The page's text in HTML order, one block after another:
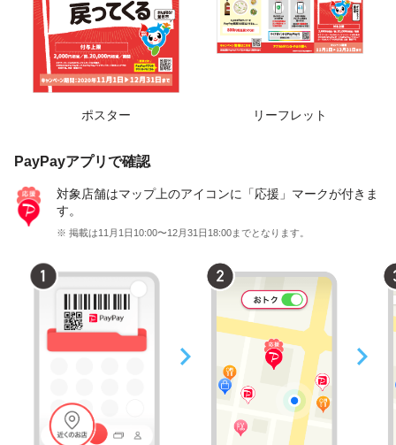
ポスター リーフレット
PayPayアプリで確認
対象店舗はマップ上のアイコンに「応援」マークが付きま
す。
※ 掲載は11月1日10:00〜12月31日18:00までとなります。